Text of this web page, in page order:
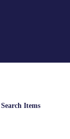
Search Items